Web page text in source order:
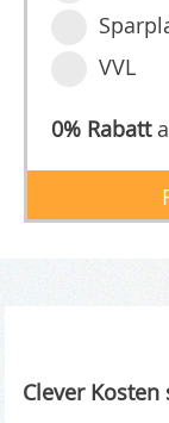
VVL
0% Rabatt
Clever Kosten